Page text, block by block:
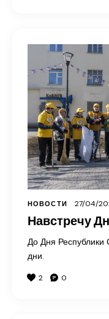
НОВОСТИ 27/04/
Навстречу
До Дня Республики
дни.
2 0